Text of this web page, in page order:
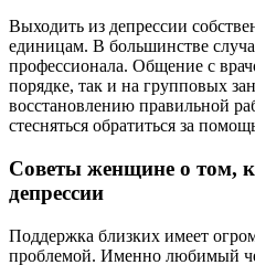
Выходить из депрессии
единицам. В большинстве
профессионала. Общение с
порядке, так и на групповых
восстановлению правильной
стесняться обратиться за
Советы женщине о том,
депрессии
Поддержка близких имеет
проблемой. Именно любимый